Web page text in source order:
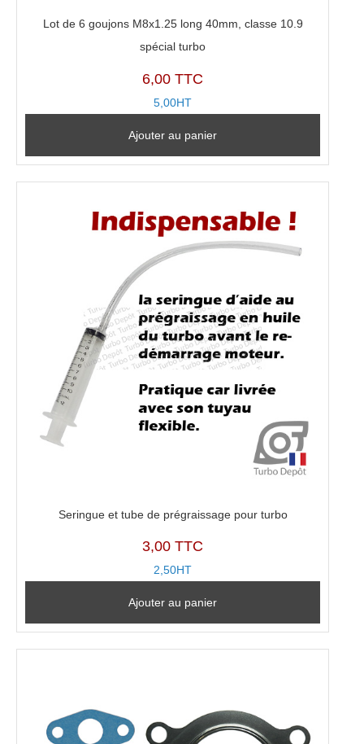
Lot de 6 goujons M8x1.25 long 40mm, classe 10.9
spécial turbo
6,00 TTC
5,00HT
Ajouter au panier
Seringue et tube de prégraissage pour turbo
3,00 TTC
2,50HT
Ajouter au panier